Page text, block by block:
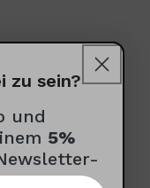
zu sein?
und
5%